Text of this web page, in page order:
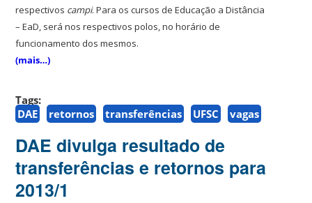
respectivos campi. Para os cursos de Educação a Distância
– EaD, será nos respectivos polos, no horário de
funcionamento dos mesmos.
(mais…)
Tags:
DAE
retornos transferências UFSC vagas
DAE divulga resultado de
transferências e retornos para
2013/1